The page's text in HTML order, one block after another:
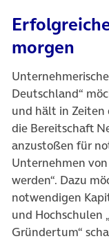
morgen
Deutschland“
und hält in Zeiten
die Bereitschaft
anzustoßen für
Unternehmen
werden“. Dazu
notwendigen
und Hochschulen
Gründertum“